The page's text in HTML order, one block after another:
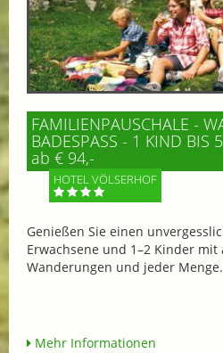
FAMILIENPAUSCHALE -
BADESPASS - 1 KIND BIS 5
ab € 94,-
HOTEL VÖLSERHOF
Genießen Sie einen
Erwachsene und 1–2 Kinder
Wanderungen und jeder
Mehr Informationen